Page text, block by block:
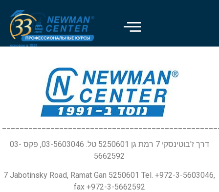
דרך ז'בוטינסקי 7 רמת גן 5250601 טל. 03-5603046, פקס 03-
5662592
7 Jabotinsky Road, Ramat Gan 5250601 Tel. +972-3-5603046,
fax +972-3-5662592